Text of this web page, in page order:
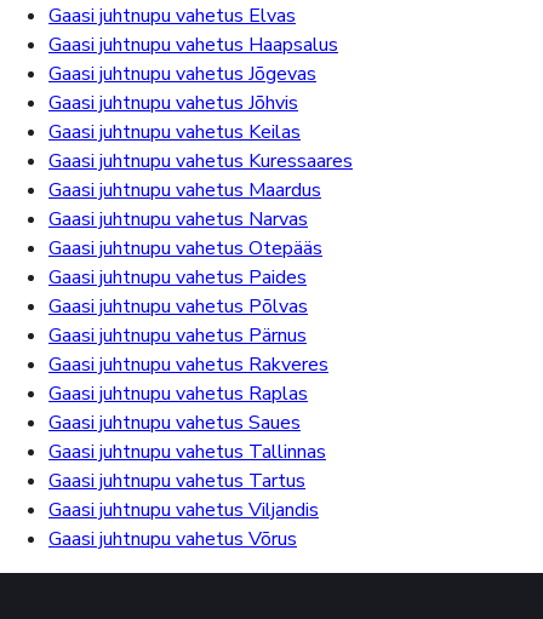
Gaasi juhtnupu vahetus Elvas
Gaasi juhtnupu vahetus Haapsalus
Gaasi juhtnupu vahetus Jõgevas
Gaasi juhtnupu vahetus Jõhvis
Gaasi juhtnupu vahetus Keilas
Gaasi juhtnupu vahetus Kuressaares
Gaasi juhtnupu vahetus Maardus
Gaasi juhtnupu vahetus Narvas
Gaasi juhtnupu vahetus Otepääs
Gaasi juhtnupu vahetus Paides
Gaasi juhtnupu vahetus Põlvas
Gaasi juhtnupu vahetus Pärnus
Gaasi juhtnupu vahetus Rakveres
Gaasi juhtnupu vahetus Raplas
Gaasi juhtnupu vahetus Saues
Gaasi juhtnupu vahetus Tallinnas
Gaasi juhtnupu vahetus Tartus
Gaasi juhtnupu vahetus Viljandis
Gaasi juhtnupu vahetus Võrus